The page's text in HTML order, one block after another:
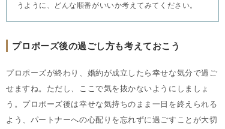
うように、どんな順番がいいか考えてみてください。
プロポーズ後の過ごし方も考えておこう
プロポーズが終わり、婚約が成立したら幸せな気分で過ご
せますね。ただし、ここで気を抜かないようにしましょ
う。プロポーズ後は幸せな気持ちのまま一日を終えられる
よう、パートナーへの心配りを忘れずに過ごすことが大切